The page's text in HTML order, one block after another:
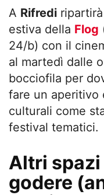
A Rifredi
estiva della Flog
24/b) con il
al martedì dalle
bocciofila per
fare un aperitivo
culturali come
festival tematici.
Altri
godere